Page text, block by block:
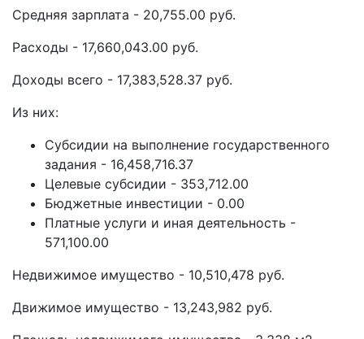
Средняя зарплата - 20,755.00 руб.
Расходы - 17,660,043.00 руб.
Доходы всего - 17,383,528.37 руб.
Из них:
Субсидии на выполнение государственного
задания - 16,458,716.37
Целевые субсидии - 353,712.00
Бюджетные инвестиции - 0.00
Платные услуги и иная деятельность -
571,100.00
Недвижимое имущество - 10,510,478 руб.
Движимое имущество - 13,243,982 руб.